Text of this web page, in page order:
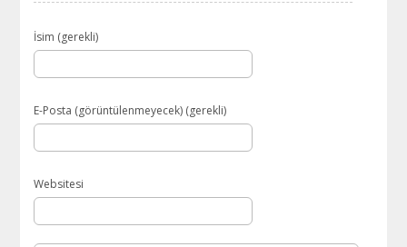
İsim (gerekli)
E-Posta (görüntülenmeyecek) (gerekli)
Websitesi